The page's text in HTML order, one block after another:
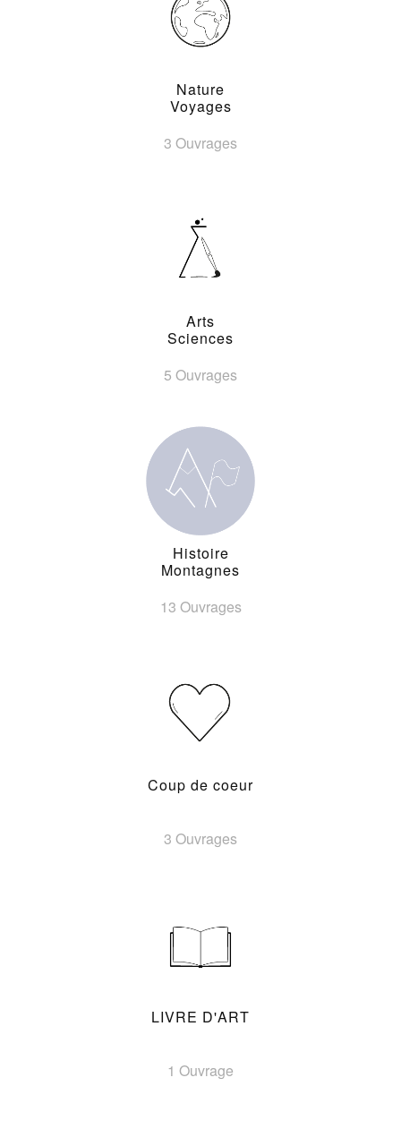
Nature
Voyages
3 Ouvrages
Arts
Sciences
5 Ouvrages
Histoire
Montagnes
13 Ouvrages
Coup de coeur
3 Ouvrages
LIVRE D'ART
1 Ouvrage